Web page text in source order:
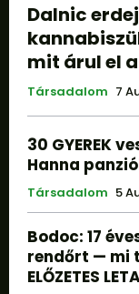
Dalnic
mit árul el
Társadalom 7
30 GYEREK
Hanna
Társadalom 5
Bodoc: 17
rendőrt — mi
ELŐZETES